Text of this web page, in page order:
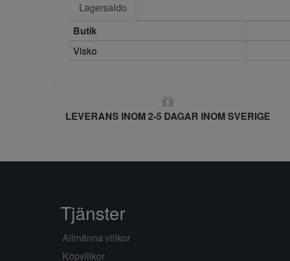
Lagersaldo
Butik
Visko
LEVERANS INOM 2-5 DAGAR INOM SVERIGE
Tjänster
Allmänna villkor
Köpvillkor